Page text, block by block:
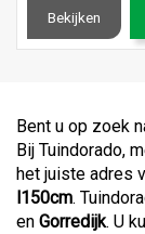
Bekijken
Bent u op zoek
Bij Tuindorado,
het juiste adres
l150cm.
en Gorredijk. U